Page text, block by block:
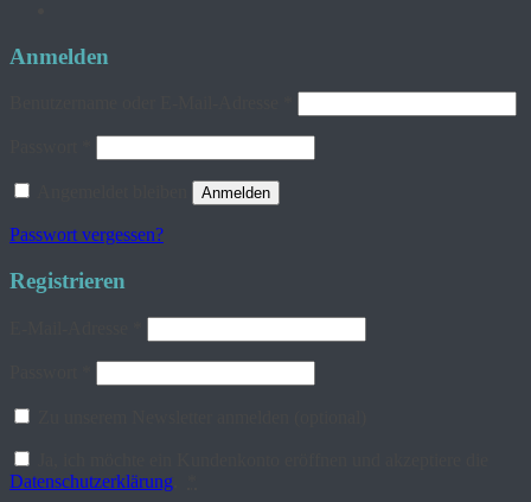
Anmelden
Anmelden
Passwort vergessen?
Registrieren
Datenschutzerklärung